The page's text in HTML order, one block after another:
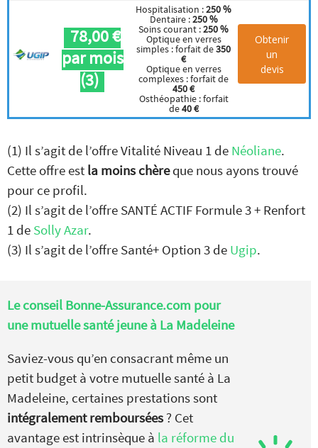
78,00 €
par mois
(3)
Hospitalisation :250 %
Dentaire :250 %
Soins courant :250 %
Optique en verres
simples : forfait de350
€
Optique en verres
complexes : forfait de
450 €
Osthéopathie : forfait
de40 €
Obtenir
un
devis
(1) Il s’agit de l’offre Vitalité Niveau 1 de Néoliane.
Cette offre est la moins chèreque nous ayons trouvé
pour ce profil.
(2) Il s’agit de l’offre SANTÉ ACTIF Formule 3 + Renfort
1 de Solly Azar.
(3) Il s’agit de l’offre Santé+ Option 3 de Ugip.
Le conseil Bonne-Assurance.com pour
une mutuelle santé jeune à La Madeleine
Saviez-vous qu’en consacrant même un
petit budget à votre mutuelle santé à La
Madeleine, certaines prestations sont
intégralement remboursées ? Cet
avantage est intrinsèque à la réforme du